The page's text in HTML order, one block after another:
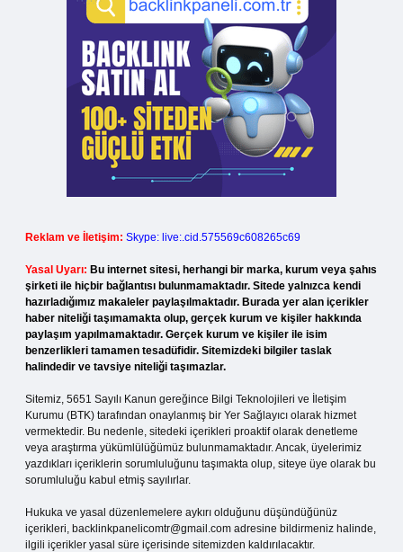
Reklam ve İletişim: Skype: live:.cid.575569c608265c69
Yasal Uyarı: Bu internet sitesi, herhangi bir marka, kurum veya şahıs
şirketi ile hiçbir bağlantısı bulunmamaktadır. Sitede yalnızca kendi
hazırladığımız makaleler paylaşılmaktadır. Burada yer alan içerikler
haber niteliği taşımamakta olup, gerçek kurum ve kişiler hakkında
paylaşım yapılmamaktadır. Gerçek kurum ve kişiler ile isim
benzerlikleri tamamen tesadüfidir. Sitemizdeki bilgiler taslak
halindedir ve tavsiye niteliği taşımazlar.
Sitemiz, 5651 Sayılı Kanun gereğince Bilgi Teknolojileri ve İletişim
Kurumu (BTK) tarafından onaylanmış bir Yer Sağlayıcı olarak hizmet
vermektedir. Bu nedenle, sitedeki içerikleri proaktif olarak denetleme
veya araştırma yükümlülüğümüz bulunmamaktadır. Ancak, üyelerimiz
yazdıkları içeriklerin sorumluluğunu taşımakta olup, siteye üye olarak bu
sorumluluğu kabul etmiş sayılırlar.
Hukuka ve yasal düzenlemelere aykırı olduğunu düşündüğünüz
içerikleri, backlinkpanelicomtr@gmail.com adresine bildirmeniz halinde,
ilgili içerikler yasal süre içerisinde sitemizden kaldırılacaktır.